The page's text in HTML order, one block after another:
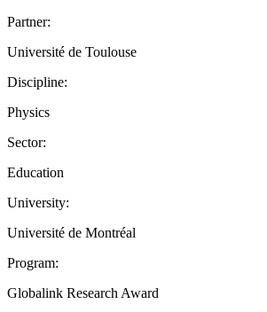
Partner:
Université de Toulouse
Discipline:
Physics
Sector:
Education
University:
Université de Montréal
Program:
Globalink Research Award